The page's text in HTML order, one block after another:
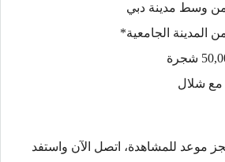
مع شلال
موعد للمشاهدة، اتصل الآن واستفد